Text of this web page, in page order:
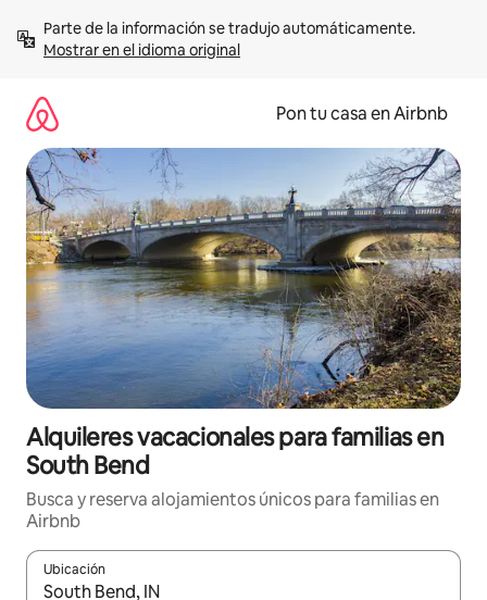
contenidoMostrar en el idioma original
Pon tu casa en Airbnb
Alquileres vacacionales para familias en
South Bend
Busca y reserva alojamientos únicos para familias en
Airbnb
Ubicación
Cuando los resultados estén disponibles, navega con las